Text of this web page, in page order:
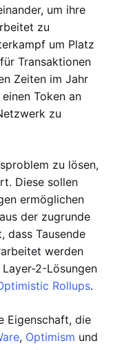
um ihre
zu
um Platz
Transaktionen
Zeiten im Jahr
Token an
zu
zu lösen,
Diese sollen
ermöglichen
der zugrunde
dass Tausende
werden
2-Lösungen
Rollups.
Eigenschaft, die
, Optimism und